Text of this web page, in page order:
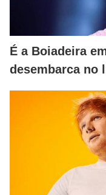
É a Boiadeira
desembarca no